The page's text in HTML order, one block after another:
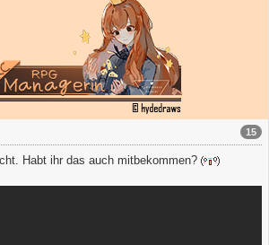
15
Habt ihr das auch mitbekommen?